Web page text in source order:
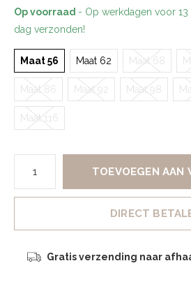
Op voorraad - Op werkdagen voor
dag verzonden!
Maat 56 Maat 62 Maat 68
Maat 86 Maat 92 Maat 98
Maat 116
TOEVOEGEN AAN
DIRECT
Gratis verzending naar